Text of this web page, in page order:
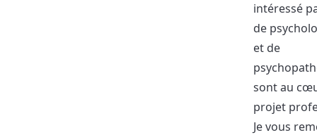
intéressé
de
et de
sont au
projet
Je vous